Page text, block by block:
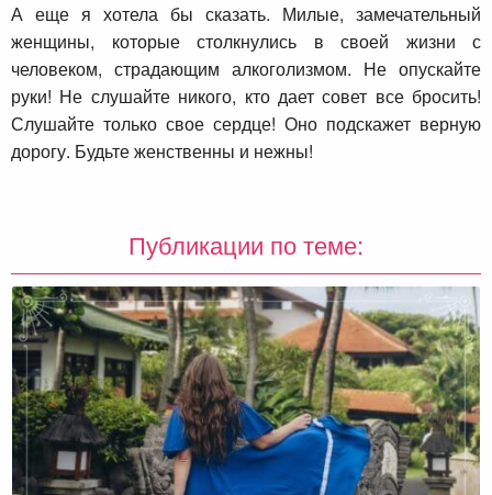
А еще я хотела бы сказать. Милые, замечательный
женщины, которые столкнулись в своей жизни с
человеком, страдающим алкоголизмом. Не опускайте
руки! Не слушайте никого, кто дает совет все бросить!
Слушайте только свое сердце! Оно подскажет верную
дорогу. Будьте женственны и нежны!
Публикации по теме: